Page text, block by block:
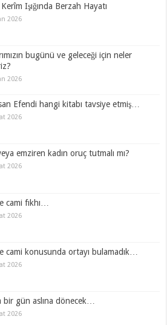
Kerîm Işığında Berzah Hayatı
2026
bugünü ve geleceği için neler
2026
Efendi hangi kitabı tavsiye etmiş…
2026
emziren kadın oruç tutmalı mı?
2026
cami fıkhı…
2026
cami konusunda ortayı bulamadık…
2026
bir gün aslına dönecek…
2026